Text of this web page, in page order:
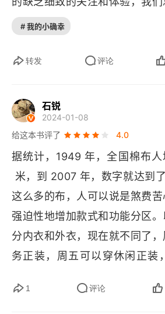
有要求、有追求。认真吃，才
到吃，书中关于人成为咀嚼机器
道。但如果越来越多人点外卖
“标准化口味” 驯化得一模一样
食物解决温饱的咀嚼工具。啊
业，外公舅舅更是大厨。近厨得
东西的一批人，餐厅出品行不
经过我们家认可的东西，推荐
到了我，已经是属于坐尾班车
代后，听他们说得最多的是 “不
再加上后来我也变得爱重口味，
以至于吃到他们认可的农家菜
在追求远方，可是我们却忽略了
了人与物之间的关系，总结四
走入精神深处的梯子。我们经
的态度很大程度上反映待人的态
重视物的介入，反而不会随意
生。这让我想到我一个朋友最
她说她清明假期回家去看了她
了，外婆生前特别喜欢她，每
会给她买她自己在家里都喝不
婆说我很快就能赚钱了，到时
钱了，可是最后外婆还是没有
个朋友每年清明节都会回去看
# 我的小确幸
转发 评论
石锐
2024-01-08
给这本书评了
4.0
据统计，1949 年，全国棉布
米，到 2007 年，数字就达到
这么多的布，人可以说是煞费
强迫性地增加款式和功能分区
分内衣和外衣，现在就不同了
务正装，周五可以穿休闲正装
可以搭上洞洞鞋。回到家里就
1 评论